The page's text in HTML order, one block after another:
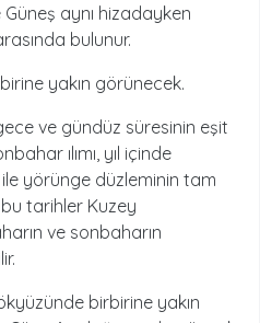
aynı hizadayken
bulunur.
yakın görünecek.
ve gündüz süresinin eşit
ılımı, yıl içinde
ile yörünge düzleminin tam
bu tarihler Kuzey
ve sonbaharın
birbirine yakın